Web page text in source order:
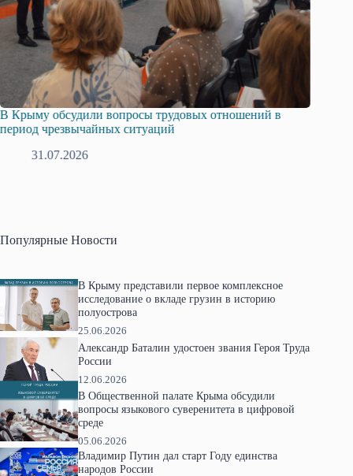
Русская община Крыма и Федерация независимых
профсоюзов Крыма укрепляют сотрудничество
28.07.2026
Популярные Новости
В Крыму представили первое комплексное
исследование о вкладе грузин в историю
полуострова
25.06.2026
Александр Баталин удостоен звания Героя Труда
России
12.06.2026
В Общественной палате Крыма обсудили
вопросы языкового суверенитета в цифровой
среде
05.06.2026
Владимир Путин дал старт Году единства
народов России